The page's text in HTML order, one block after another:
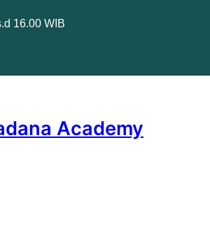
16.00 WIB
Academy